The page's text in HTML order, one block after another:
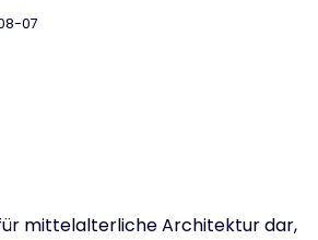
07
mittelalterliche Architektur dar,